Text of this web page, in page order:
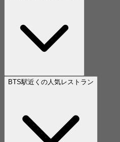
BTS駅近くの人気レストラン